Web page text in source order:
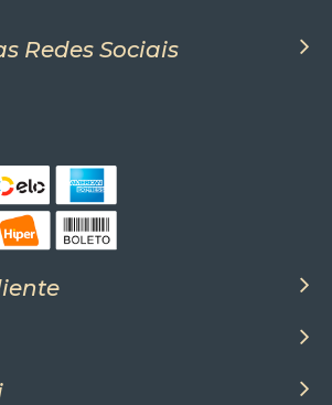
Redes Sociais